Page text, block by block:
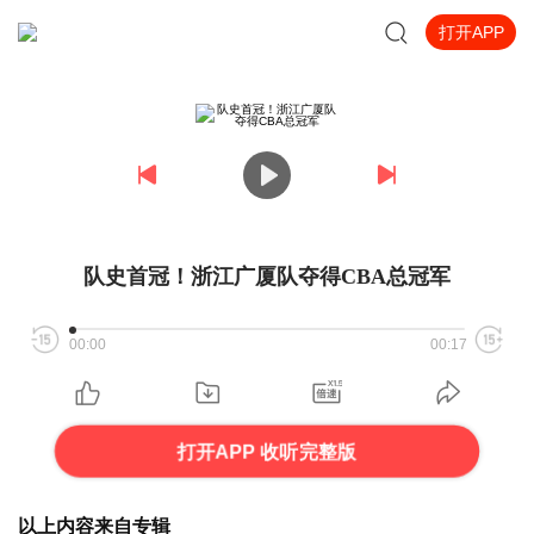
打开APP
队史首冠！浙江广厦队夺得CBA总冠军
00:00 00:17
打开APP 收听完整版
以上内容来自专辑